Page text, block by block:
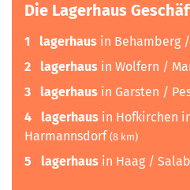
Die Lagerhaus
1 lagerhaus in Behamberg
2 lagerhaus in Wolfern /
3 lagerhaus in Garsten /
4 lagerhaus in Hofkirchen
Harmannsdorf (8 km)
5 lagerhaus in Haag /